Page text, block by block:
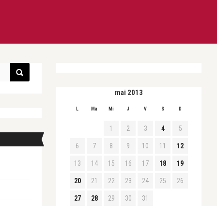
mai 2013
L Ma Mi J V S D
1 2 3 4 5
6 7 8 9 10 11 12
13 14 15 16 17 18 19
20 21 22 23 24 25 26
27 28 29 30 31